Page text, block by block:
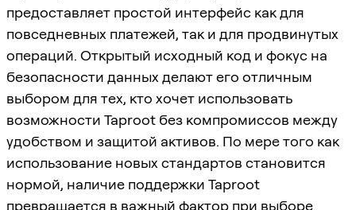
предоставляет простой интерфейс как для
повседневных платежей, так и для продвинутых
операций. Открытый исходный код и фокус на
безопасности данных делают его отличным
выбором для тех, кто хочет использовать
возможности Taproot без компромиссов между
удобством и защитой активов. По мере того как
использование новых стандартов становится
нормой, наличие поддержки Taproot
превращается в важный фактор при выборе